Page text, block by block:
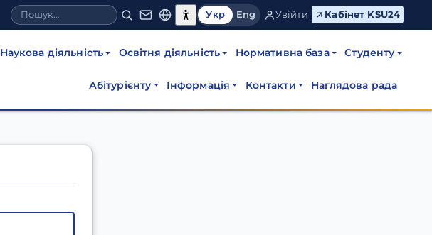
Укр Eng Увійти Кабінет KSU24
Наукова діяльність Освітня діяльність Нормативна база Студенту
Абітурієнту Інформація Контакти Наглядова рада